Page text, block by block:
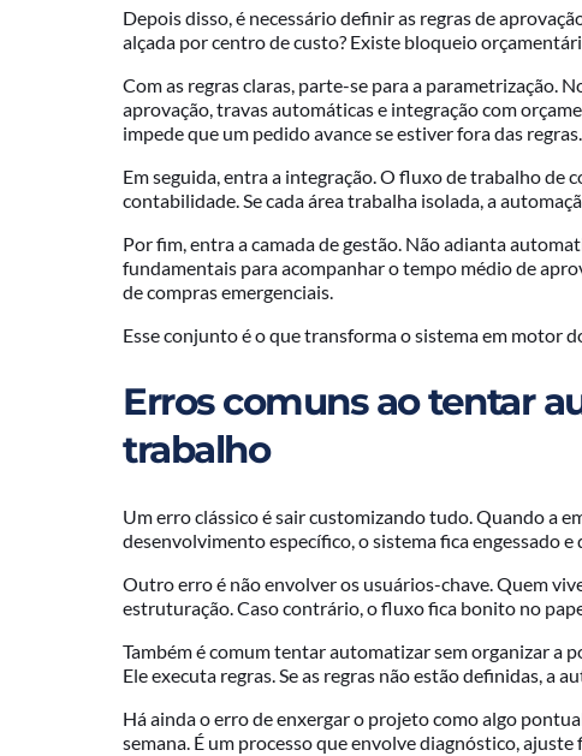
Depois disso, é necessário definir as regras de
alçada por centro de custo? Existe bloqueio
Com as regras claras, parte-se para a parametrização.
aprovação, travas automáticas e integração com
impede que um pedido avance se estiver fora das regras.
Em seguida, entra a integração. O fluxo de trabalho de
contabilidade. Se cada área trabalha isolada, a
Por fim, entra a camada de gestão. Não adianta
fundamentais para acompanhar o tempo médio de
de compras emergenciais.
Esse conjunto é o que transforma o sistema em motor
Erros comuns ao tentar
trabalho
Um erro clássico é sair customizando tudo. Quando a
desenvolvimento específico, o sistema fica engessado e
Outro erro é não envolver os usuários-chave. Quem
estruturação. Caso contrário, o fluxo fica bonito no
Também é comum tentar automatizar sem organizar a
Ele executa regras. Se as regras não estão definidas, a
Há ainda o erro de enxergar o projeto como algo
semana. É um processo que envolve diagnóstico,